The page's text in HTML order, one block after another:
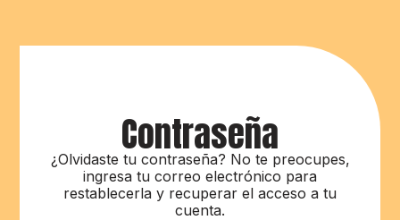
Contraseña
¿Olvidaste tu contraseña? No te preocupes,
ingresa tu correo electrónico para
restablecerla y recuperar el acceso a tu
cuenta.